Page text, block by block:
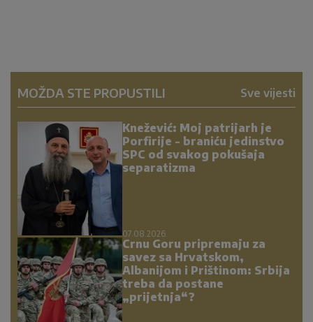
MOŽDA STE PROPUSTILI Sve vijesti
Knežević: Moj patrijarh je
Porfirije - braniću jedinstvo
SPC od svakog pokušaja
separatizma
07.08.2026.
Crnu Goru pripremaju za
savez sa Hrvatskom,
Albanijom i Prištinom: Srbija
treba da postane
„prijetnja“?